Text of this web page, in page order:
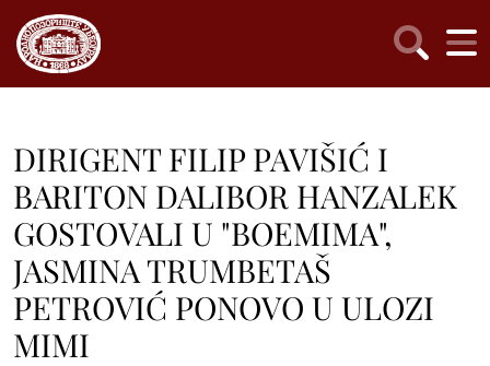
DIRIGENT FILIP PAVIŠIĆ I
BARITON DALIBOR HANZALEK
GOSTOVALI U "BOEMIMA",
JASMINA TRUMBETAŠ
PETROVIĆ PONOVO U ULOZI
MIMI